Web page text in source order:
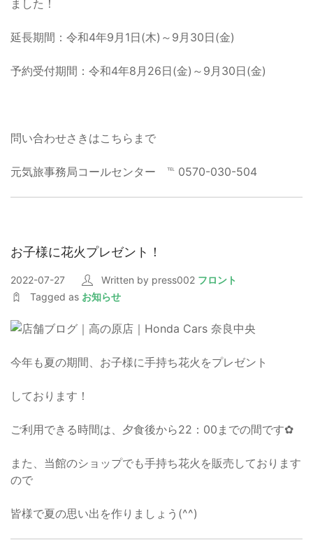
ました！
延長期間：令和4年9月1日(木)～9月30日(金)
予約受付期間：令和4年8月26日(金)～9月30日(金)
問い合わせさきはこちらまで
元気旅事務局コールセンター ℡ 0570-030-504
お子様に花火プレゼント！
2022-07-27 Written by press002 フロント
Tagged as お知らせ
今年も夏の期間、お子様に手持ち花火をプレゼント
しております！
ご利用できる時間は、夕食後から22：00までの間です✿
また、当館のショップでも手持ち花火を販売しております
ので
皆様で夏の思い出を作りましょう(^^)